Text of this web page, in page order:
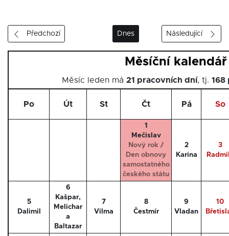
Předchozí Dnes Následující
Měsíční
Měsíc leden má 21 pracovních dní, tj. 168
Po Út St Čt Pá So
1
Mečislav
Nový rok /
Den obnovy
samostatného
českého státu
2
Karina
3
5
Dalimil
6
Kašpar,
Melichar
a
Baltazar
7
Vilma
8
Čestmír
9
Vladan
10